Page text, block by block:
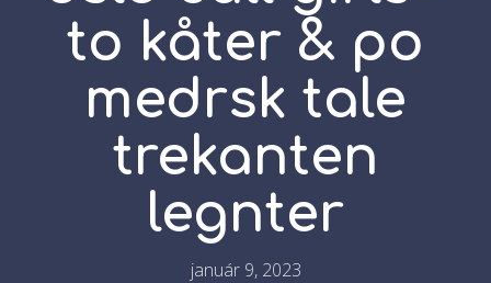
to kåter & po
medrsk tale
trekanten
legnter
január 9, 2023